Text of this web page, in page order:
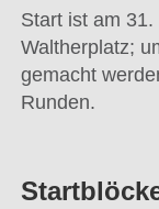
Start ist am
Waltherplatz;
gemacht
Runden.